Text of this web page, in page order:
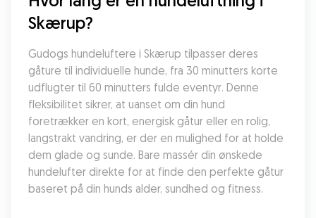
Skærup?
Gudogs hundeluftere i Skærup tilpasser deres
gåture til individuelle hunde, fra 30 minutters korte
udflugter til 60 minutters fulde eventyr. Denne
fleksibilitet sikrer, at uanset om din hund
foretrækker en kort, energisk gåtur eller en rolig,
langstrakt vandring, er der en mulighed for at holde
dem glade og sunde. Bare massér din ønskede
hundelufter direkte for at finde den perfekte gåtur
baseret på din hunds alder, sundhed og fitness.